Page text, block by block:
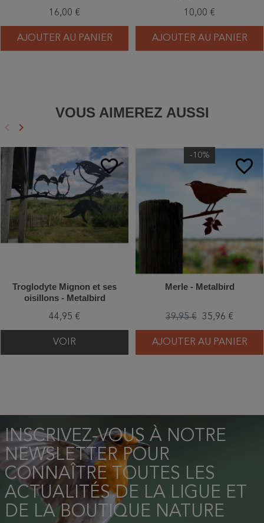
16,00 €
AJOUTER AU PANIER
10,00 €
AJOUTER AU PANIER
VOUS AIMEREZ AUSSI
Précédent
keyboard_arrow_left Suivant
keyboard_arrow_right
favorite_border
Troglodyte Mignon et ses
oisillons - Metalbird
44,95 €
VOIR
favorite_border
-10%
Merle - Metalbird
39,95 € 35,96 €
AJOUTER AU PANIER
INSCRIVEZ-VOUS À NOTRE
NEWSLETTER POUR
CONNAÎTRE TOUTES LES
ACTUALITÉS DE LA LIGUE ET
DE LA BOUTIQUE NATURE